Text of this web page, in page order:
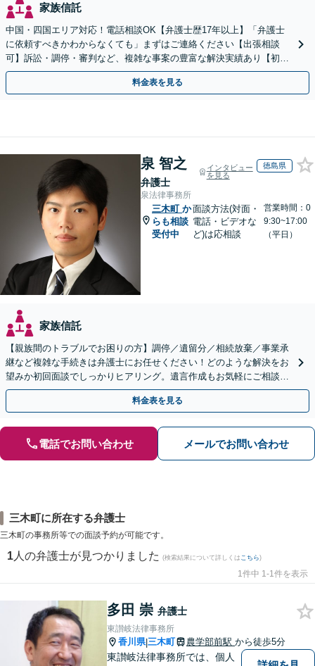
家族信託
中国・四国エリア対応！電話相談OK【弁護士歴17年以上】「弁護士
に依頼すべきかわからなくても」まずはご連絡ください【出張相談
可】訴訟・調停・審判など、複雑な事案の豊富な解決実績あり【初回
相談無料】初回面談のみで解決できるケースもあります
料金表を見る
泉 智之
弁護士
インタビュー
を見る
徳島県
泉法律事務所
三木町 か
らも相談
受付中
面談方法(対面・
電話・ビデオな
ど)は応相談
営業時間：0
9:30~17:00
（平日）
家族信託
【親族間のトラブルでお困りの方】調停／遺留分／相続放棄／事業承
継など複雑な手続きは弁護士にお任せください！どのような解決をお
望みか初回面談でしっかりヒアリング。遺言作成もお気軽にご相談く
ださい。
料金表を見る
電話でお問い合わせ メールでお問い合わせ
三木町に所在する弁護士
三木町の事務所等での面談予約が可能です。
1 人の弁護士が見つかりました (検索結果について詳しくは こちら)
1件中 1-1件を表示
多田 崇 弁護士
東讃岐法律事務所
香川県|三木町 農学部前駅 から徒歩5分
東讃岐法律事務所では、個人